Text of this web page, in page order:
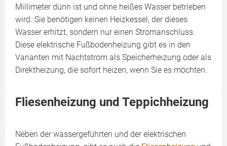
Millimeter dünn ist und ohne heißes Wasser betrieben
wird. Sie benötigen keinen Heizkessel, der dieses
Wasser erhitzt, sondern nur einen Stromanschluss.
Diese elektrische Fußbodenheizung gibt es in den
Varianten mit Nachtstrom als Speicherheizung oder als
Direktheizung, die sofort heizen, wenn Sie es möchten.
Fliesenheizung und Teppichheizung
Neben der wassergeführten und der elektrischen